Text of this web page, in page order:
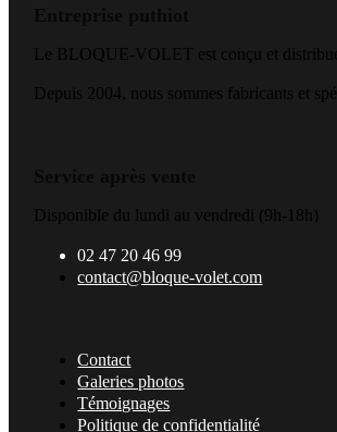
Le BLOQUE-VOLET est conçu et
Depuis 2004, nous sommes fabricants et
Disponible du lundi au vendredi (9h-18h)
02 47 20 46 99
contact@bloque-volet.com
Contact
Galeries photos
Témoignages
Politique de confidentialité